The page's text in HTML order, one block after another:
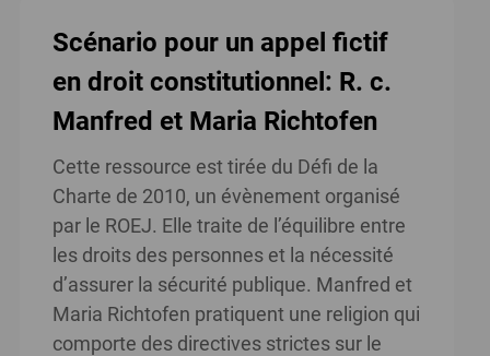
Scénario pour un appel fictif
en droit constitutionnel: R. c.
Manfred et Maria Richtofen
Cette ressource est tirée du Défi de la
Charte de 2010, un évènement organisé
par le ROEJ. Elle traite de l’équilibre entre
les droits des personnes et la nécessité
d’assurer la sécurité publique. Manfred et
Maria Richtofen pratiquent une religion qui
comporte des directives strictes sur le